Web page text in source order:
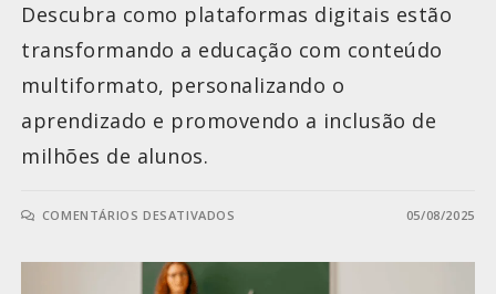
Descubra como plataformas digitais estão
transformando a educação com conteúdo
multiformato, personalizando o
aprendizado e promovendo a inclusão de
milhões de alunos.
COMENTÁRIOS DESATIVADOS 05/08/2025